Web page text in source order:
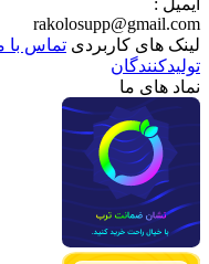
rakolosupp@gmail.com
لینک های کاربردی تماس با
تولیدکنندگان
نماد های ما